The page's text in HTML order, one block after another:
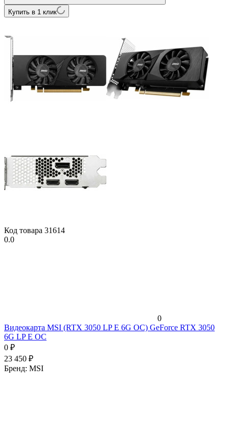
Купить в 1 клик
Код товара 31614
0.0
0
Видеокарта MSI (RTX 3050 LP E 6G OC) GeForce RTX 3050
6G LP E OC
0 ₽
23 450 ₽
Бренд: MSI